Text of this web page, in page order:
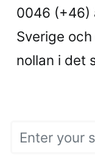
0046 (+46)
Sverige
nollan i det